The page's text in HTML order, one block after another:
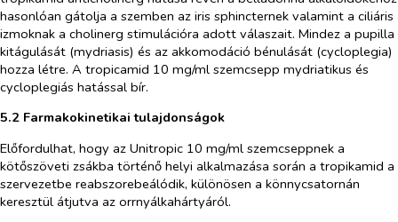
hasonlóan gátolja a szemben az iris sphincternek valamint a ciliáris
izmoknak a cholinerg stimulációra adott válaszait. Mindez a pupilla
kitágulását (mydriasis) és az akkomodáció bénulását (cycloplegia)
hozza létre. A tropicamid 10 mg/ml szemcsepp mydriatikus és
cycloplegiás hatással bír.
5.2 Farmakokinetikai tulajdonságok
Előfordulhat, hogy az Unitropic 10 mg/ml szemcseppnek a
kötőszöveti zsákba történő helyi alkalmazása során a tropikamid a
szervezetbe reabszorebeálódik, különösen a könnycsatornán
keresztül átjutva az orrnyálkahártyáról.